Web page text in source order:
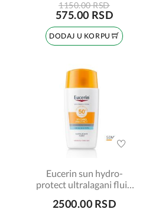
1150.00 RSD
575.00 RSD
DODAJ U KORPU
Eucerin sun hydro-
protect ultralagani fluid
2500.00 RSD